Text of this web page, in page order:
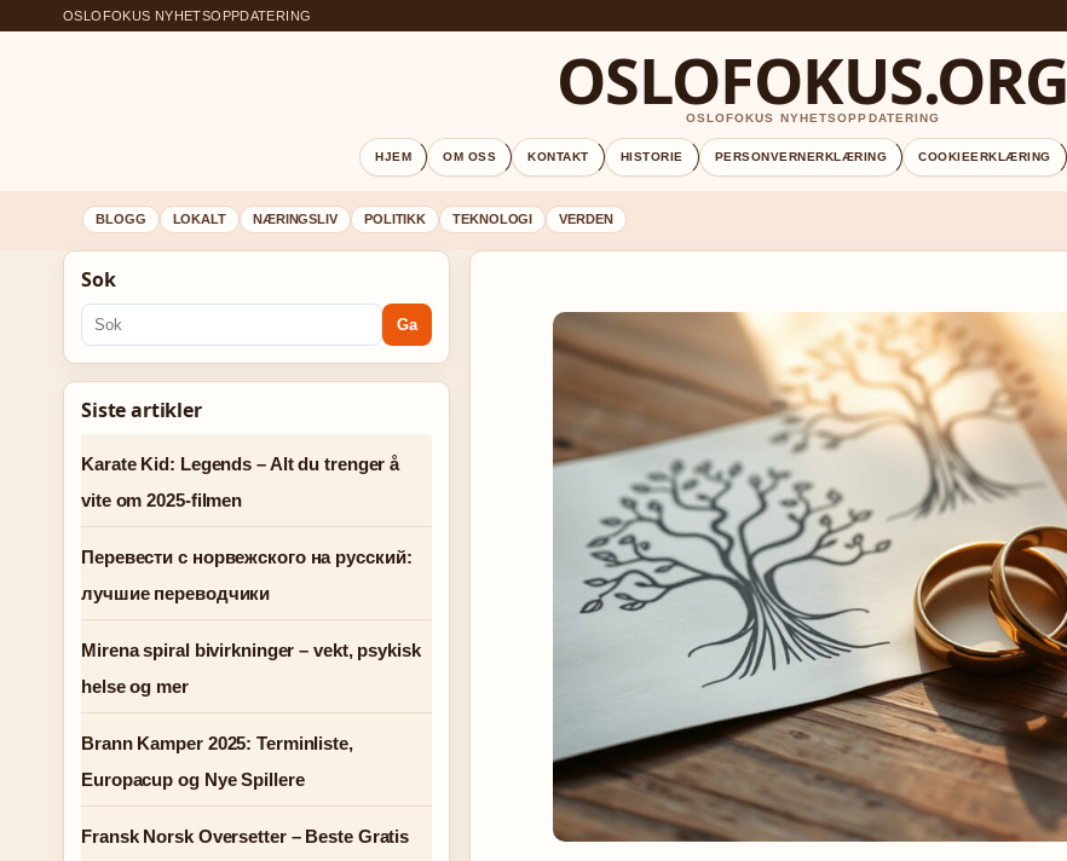
OSLOFOKUS NYHETSOPPDATERING
OSLOFOKUS.ORG
OSLOFOKUS NYHETSOPPDATERING
HJEM OM OSS KONTAKT HISTORIE PERSONVERNERKLÆRING COOKIEERKLÆRING
BLOGG LOKALT NÆRINGSLIV POLITIKK TEKNOLOGI VERDEN
Sok
Ga
Siste artikler
Karate Kid: Legends – Alt du trenger å
vite om 2025-filmen
Перевести с норвежского на русский:
лучшие переводчики
Mirena spiral bivirkninger – vekt, psykisk
helse og mer
Brann Kamper 2025: Terminliste,
Europacup og Nye Spillere
Fransk Norsk Oversetter – Beste Gratis